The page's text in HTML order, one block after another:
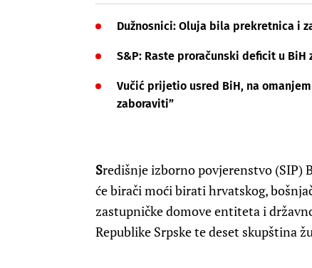
Dužnosnici: Oluja bila prekretnica i
S&P: Raste proračunski deficit u
Vučić prijetio usred BiH, na
zaboraviti”
Središnje izborno povjerenstvo (SIP)
će birači moći birati hrvatskog,
zastupničke domove entiteta i
Republike Srpske te deset skupština